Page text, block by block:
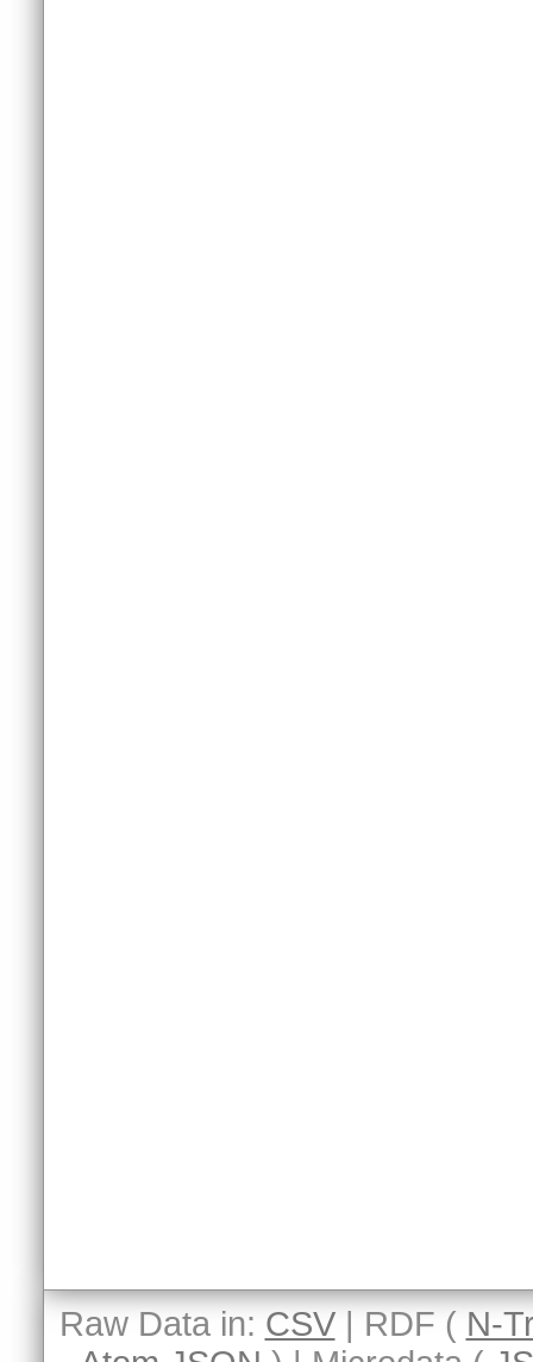
Raw Data in: CSV| RDF ( N-